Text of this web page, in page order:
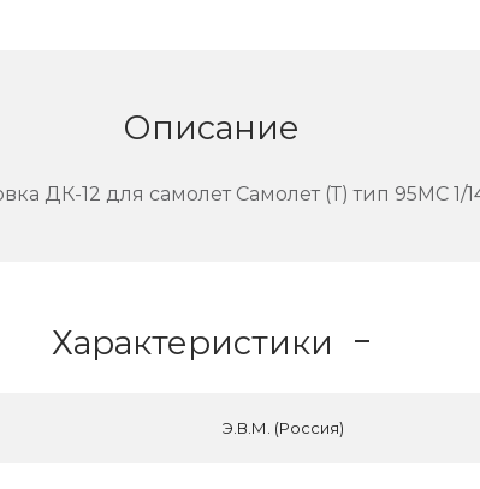
Описание
ДК-12 для самолет Самолет (Т) тип 95МС 1/
Характеристики
Э.В.М. (Россия)